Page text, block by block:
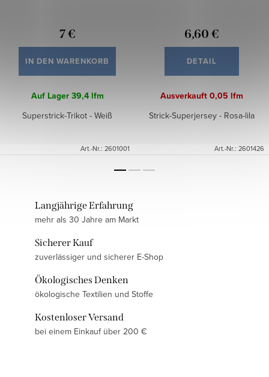
7 €
IN DEN WARENKORB
Auf Lager39,4 lfm
Superstrick-Trikot - Weiß
Art.-Nr.: 2601001
6,60 €
DETAIL
Ausverkauft0,05 lfm
Strick-Superjersey - Rosa-lila
Art.-Nr.: 2601426
Langjährige Erfahrung
mehr als 30 Jahre am Markt
Sicherer Kauf
zuverlässiger und sicherer E-Shop
Ökologisches Denken
ökologische Textilien und Stoffe
Kostenloser Versand
bei einem Einkauf über 200 €